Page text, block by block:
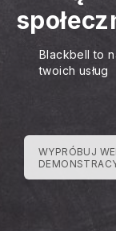
Blackbell to
twoich usług
WYPRÓBUJ